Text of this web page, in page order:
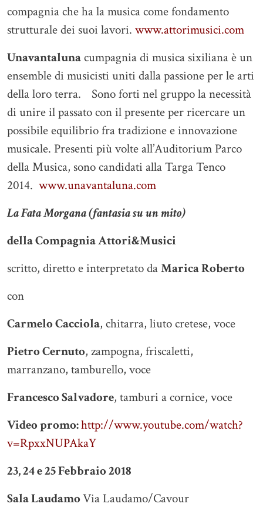
compagnia che ha la musica come fondamento
strutturale dei suoi lavori. www.attorimusici.com
Unavantalunacumpagnia di musica sixiliana è un
ensemble di musicisti uniti dalla passione per le arti
della loro terra. Sono forti nel gruppo la necessità
di unire il passato con il presente per ricercare un
possibile equilibrio fra tradizione e innovazione
musicale. Presenti più volte all’Auditorium Parco
della Musica, sono candidati alla Targa Tenco
2014. www.unavantaluna.com
La Fata Morgana (fantasia su un mito)
della Compagnia Attori&Musici
scritto, diretto e interpretato daMarica Roberto
con
Carmelo Cacciola, chitarra, liuto cretese, voce
Pietro Cernuto, zampogna, friscaletti,
marranzano, tamburello, voce
Francesco Salvadore, tamburi a cornice, voce
Video promo:http://www.youtube.com/watch?
v=RpxxNUPAkaY
23, 24 e 25 Febbraio 2018
Sala LaudamoVia Laudamo/Cavour